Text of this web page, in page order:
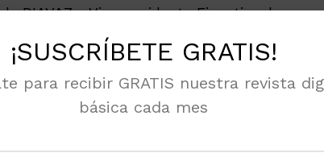
DIAVAZ y Vicepresidente Ejecutivo de
en las operaciones marinas de DIAVAZ
a la fecha ha estado involucrado en
y transporte de gas natural
¡SUSCRÍBETE GRATIS!
para recibir GRATIS nuestra revista
básica cada mes